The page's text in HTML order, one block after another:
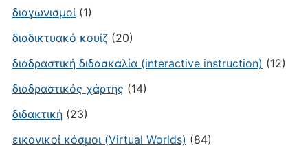
διαγωνισμοί(1)
διαδικτυακό κουίζ(20)
διαδραστική διδασκαλία (interactive instruction) (12)
διαδραστικός χάρτης (14)
διδακτική(23)
εικονικοί κόσμοι (Virtual Worlds) (84)